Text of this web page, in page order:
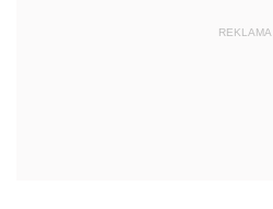
REKLAMA